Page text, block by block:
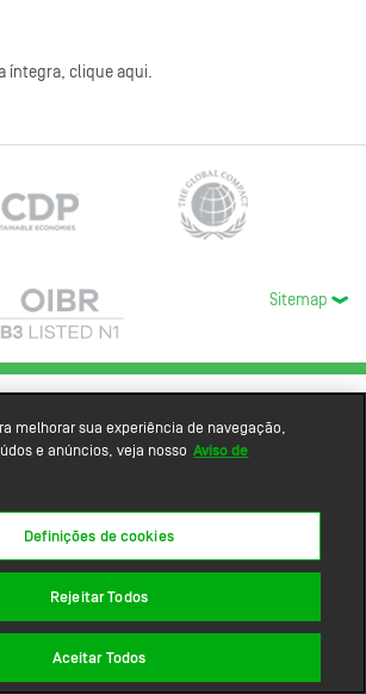
íntegra, clique aqui.
Sitemap
melhorar sua experiência de navegação,
e anúncios, veja nosso Aviso de
Definições de cookies
Rejeitar Todos
Aceitar Todos